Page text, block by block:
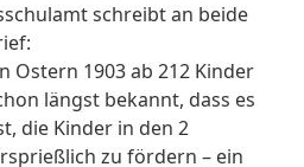
schreibt an beide
Ostern 1903 ab 212 Kinder
längst bekannt, dass es
die Kinder in den 2
zu fördern – ein